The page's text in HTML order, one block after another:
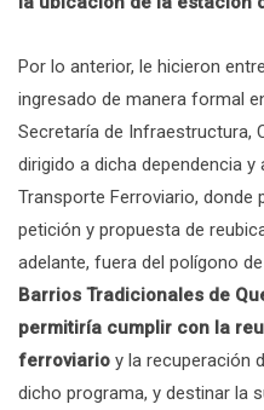
Por lo anterior, le hicieron
ingresado de manera formal
Secretaría de Infraestructura,
dirigido a dicha dependencia y
Transporte Ferroviario,
petición y propuesta de
adelante, fuera del polígono de
Barrios Tradicionales de
permitiría cumplir con la
ferroviario y la recuperación
dicho programa, y destinar la